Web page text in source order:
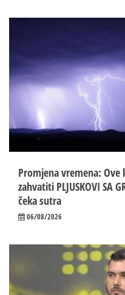
Promjena vremena:
zahvatiti PLJUSKOVI SA
čeka sutra
06/08/2026